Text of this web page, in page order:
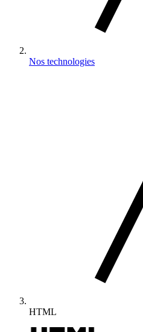
Nos technologies
HTML